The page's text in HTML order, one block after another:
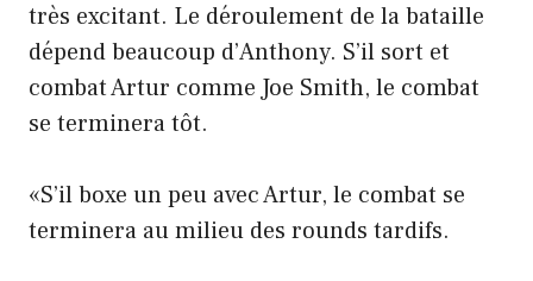
très excitant. Le déroulement de la bataille
dépend beaucoup d’Anthony. S’il sort et
combat Artur comme Joe Smith, le combat
se terminera tôt.
«S’il boxe un peu avec Artur, le combat se
terminera au milieu des rounds tardifs.